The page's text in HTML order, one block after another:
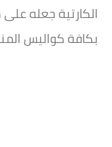
الكارتية جعله
بكافة كواليس